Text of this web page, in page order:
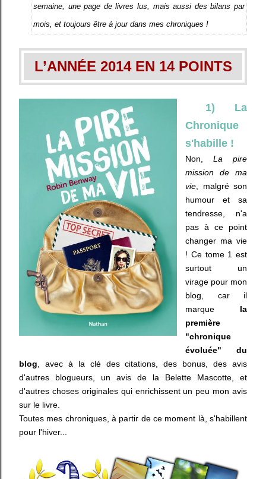
semaine, une page de livres lus, mais aussi des bilans par
mois, et toujours être à jour dans mes chroniques !
L’ANNÉE 2014 EN 14 POINTS
1) La
Chronique
s'habille !
Non, La pire
mission de ma
vie, malgré son
humour et sa
tendresse, n'a
pas à ce point
changer ma vie
! Ce tome 1 est
surtout un
virage pour mon
blog, car il
marque la
première
"chronique
évoluée" du
blog, avec à la clé des citations, des bonus, des avis
d'autres blogueurs, un avis de la Belette Mascotte, et
d'autres choses originales qui enrichissent un peu mon avis
sur le livre.
Toutes mes chroniques, à partir de ce moment là, s'habillent
pour l'hiver...